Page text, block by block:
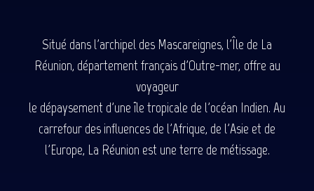
Situé dans l'archipel des Mascareignes, l'Île de La
Réunion, département français d'Outre-mer, offre au
voyageur
le dépaysement d'une île tropicale de l'océan Indien. Au
carrefour des influences de l'Afrique, de l'Asie et de
l'Europe, La Réunion est une terre de métissage.